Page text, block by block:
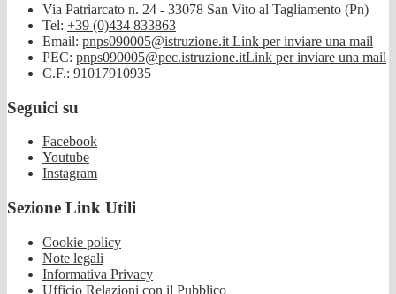
Via Patriarcato n. 24 - 33078 San Vito al Tagliamento (Pn)
Tel: +39 (0)434 833863
Email: pnps090005@istruzione.it Link per inviare una mail
PEC: pnps090005@pec.istruzione.itLink per inviare una mail
C.F.: 91017910935
Seguici su
Facebook
Youtube
Instagram
Sezione Link Utili
Cookie policy
Note legali
Informativa Privacy
Ufficio Relazioni con il Pubblico